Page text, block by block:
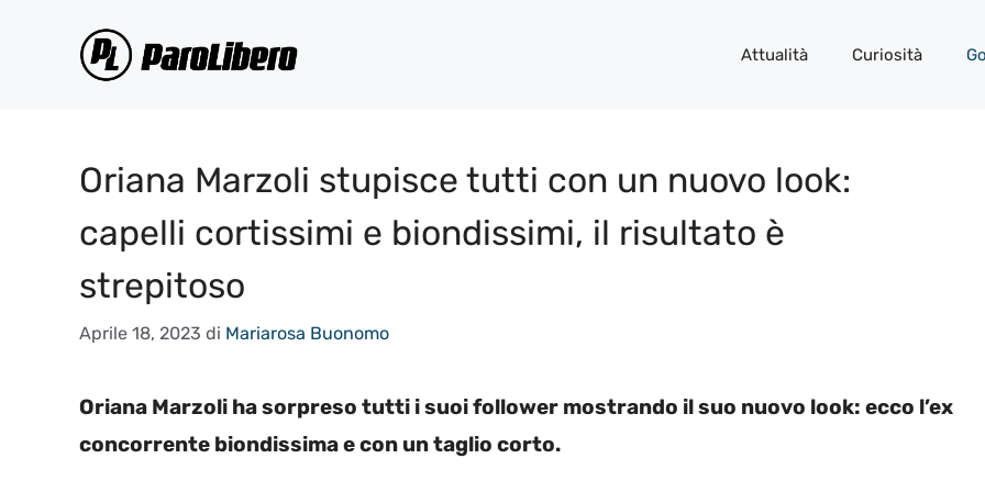
Attualità Curiosità
Oriana Marzoli stupisce tutti con un nuovo look:
capelli cortissimi e biondissimi, il risultato è
strepitoso
Aprile 18, 2023 di Mariarosa Buonomo
Oriana Marzoli ha sorpreso tutti i suoi follower mostrando il suo nuovo look: ecco l’ex
concorrente biondissima e con un taglio corto.